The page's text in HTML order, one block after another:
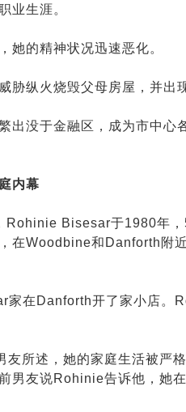
业生涯。
她的精神状况迅速恶化。
胁纵火烧毁父母房屋，并出
出没于金融区，成为市中
内幕
Rohinie Bisesar于1980年，
在Woodbine和Danforth附
家在Danforth开了家小店。
所述，她的家庭生活被严
男友说Rohinie告诉他，她